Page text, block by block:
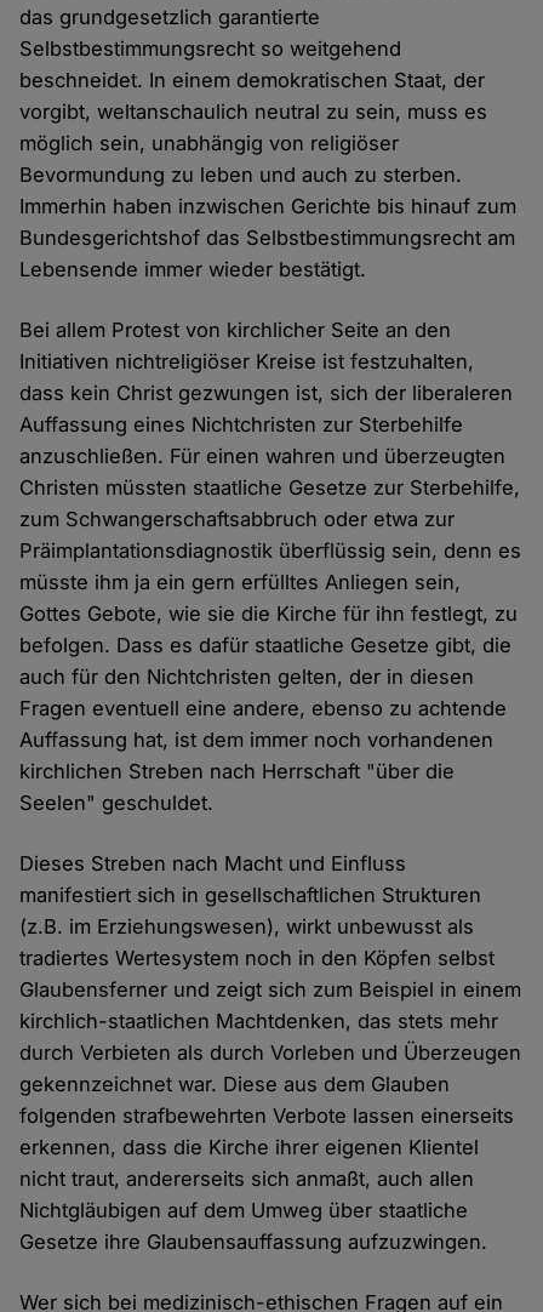
das grundgesetzlich garantierte
Selbstbestimmungsrecht so weitgehend
beschneidet. In einem demokratischen Staat, der
vorgibt, weltanschaulich neutral zu sein, muss es
möglich sein, unabhängig von religiöser
Bevormundung zu leben und auch zu sterben.
Immerhin haben inzwischen Gerichte bis hinauf zum
Bundesgerichtshof das Selbstbestimmungsrecht am
Lebensende immer wieder bestätigt.
Bei allem Protest von kirchlicher Seite an den
Initiativen nichtreligiöser Kreise ist festzuhalten,
dass kein Christ gezwungen ist, sich der liberaleren
Auffassung eines Nichtchristen zur Sterbehilfe
anzuschließen. Für einen wahren und überzeugten
Christen müssten staatliche Gesetze zur Sterbehilfe,
zum Schwangerschaftsabbruch oder etwa zur
Präimplantationsdiagnostik überflüssig sein, denn es
müsste ihm ja ein gern erfülltes Anliegen sein,
Gottes Gebote, wie sie die Kirche für ihn festlegt, zu
befolgen. Dass es dafür staatliche Gesetze gibt, die
auch für den Nichtchristen gelten, der in diesen
Fragen eventuell eine andere, ebenso zu achtende
Auffassung hat, ist dem immer noch vorhandenen
kirchlichen Streben nach Herrschaft "über die
Seelen" geschuldet.
Dieses Streben nach Macht und Einfluss
manifestiert sich in gesellschaftlichen Strukturen
(z.B. im Erziehungswesen), wirkt unbewusst als
tradiertes Wertesystem noch in den Köpfen selbst
Glaubensferner und zeigt sich zum Beispiel in einem
kirchlich-staatlichen Machtdenken, das stets mehr
durch Verbieten als durch Vorleben und Überzeugen
gekennzeichnet war. Diese aus dem Glauben
folgenden strafbewehrten Verbote lassen einerseits
erkennen, dass die Kirche ihrer eigenen Klientel
nicht traut, andererseits sich anmaßt, auch allen
Nichtgläubigen auf dem Umweg über staatliche
Gesetze ihre Glaubensauffassung aufzuzwingen.
Wer sich bei medizinisch-ethischen Fragen auf ein